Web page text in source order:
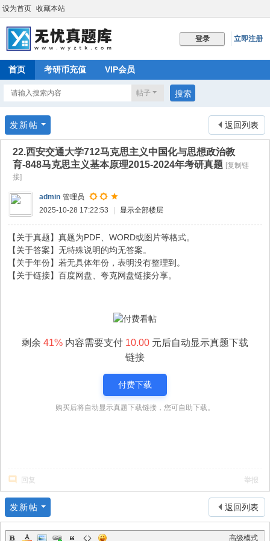
设为首页 收藏本站
登录 立即注册
首页 考研币充值 VIP会员
帖子 搜索
返回列表
发新帖
22.西安交通大学712马克思主义中国化与思想政治教
育-848马克思主义基本原理2015-2024年考研真题 [复制链
接]
admin 管理员
2025-10-28 17:22:53
显示全部楼层
【关于真题】真题为PDF、WORD或图片等格式。
【关于答案】无特殊说明的均无答案。
【关于年份】若无具体年份，表明没有整理到。
【关于链接】百度网盘、夸克网盘链接分享。
剩余 41% 内容需要支付 10.00 元后自动显示真题下载
链接
付费下载
购买后将自动显示真题下载链接，您可自助下载。
回复 举报
返回列表
发新帖
高级模式